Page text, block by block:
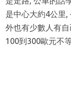
是中心大約4公里,
外也有少數人有
100到300歐元不